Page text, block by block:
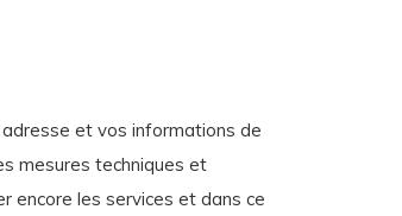
et vos informations de
mesures techniques et
encore les services et dans ce